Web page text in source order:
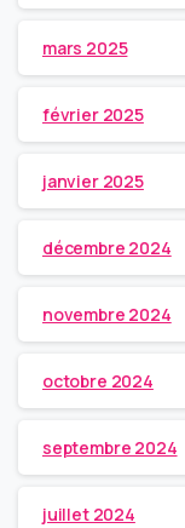
mars 2025
février 2025
janvier 2025
décembre 2024
novembre 2024
octobre 2024
septembre 2024
juillet 2024